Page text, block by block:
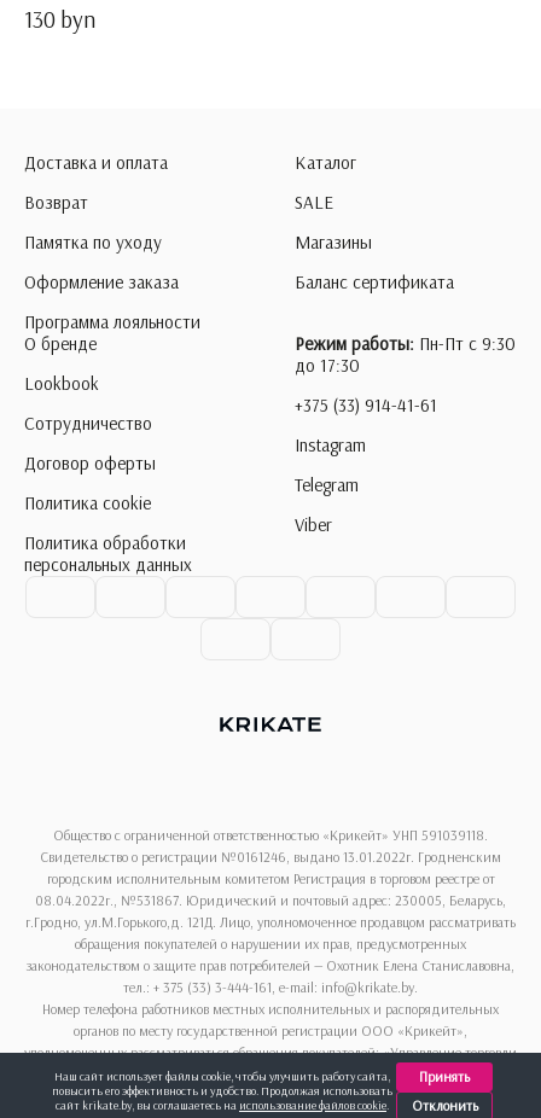
130 byn
Наш сайт использует файлы cookie, чтобы улучшить работу сайта,
повысить его эффективность и удобство. Продолжая использовать
сайт krikate.by, вы соглашаетесь на использование файлов cookie.
Принять
Отклонить
Доставка и оплата
Возврат
Памятка по уходу
Оформление заказа
Программа лояльности
Каталог
SALE
Магазины
Баланс сертификата
О бренде
Lookbook
Сотрудничество
Договор оферты
Политика cookie
Политика обработки
персональных данных
Режим работы: Пн-Пт с 9:30
до 17:30
+375 (33) 914-41-61
Instagram
Telegram
Viber
Общество с ограниченной ответственностью «Крикейт» УНП 591039118.
Свидетельство о регистрации №0161246, выдано 13.01.2022г. Гродненским
городским исполнительным комитетом Регистрация в торговом реестре от
08.04.2022г., №531867. Юридический и почтовый адрес: 230005, Беларусь,
г.Гродно, ул.М.Горького,д. 121Д. Лицо, уполномоченное продавцом рассматривать
обращения покупателей о нарушении их прав, предусмотренных
законодательством о защите прав потребителей — Охотник Елена Станиславовна,
тел.: + 375 (33) 3-444-161, e-mail: info@krikate.by.
Номер телефона работников местных исполнительных и распорядительных
органов по месту государственной регистрации ООО «Крикейт»,
уполномоченных рассматриваться обращения покупателей: «Управление торговли
и услуг Гродненского горисполкома», + 375 (152) 62-69-13.